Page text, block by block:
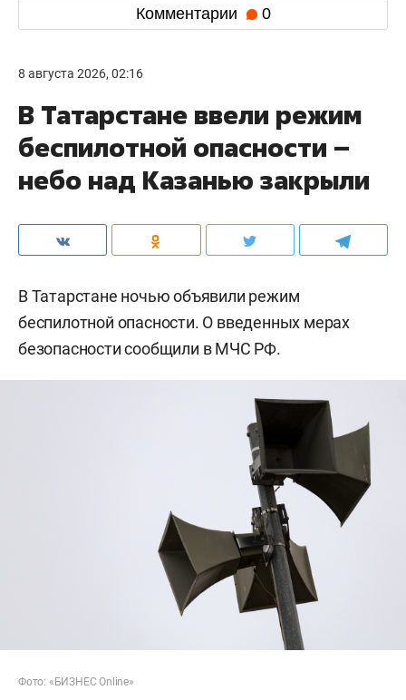
Комментарии 0
8 августа 2026, 02:16
В Татарстане ввели режим
беспилотной опасности –
небо над Казанью закрыли
В Татарстане ночью объявили режим
беспилотной опасности. О введенных мерах
безопасности сообщили в МЧС РФ.
Фото: «БИЗНЕС Online»